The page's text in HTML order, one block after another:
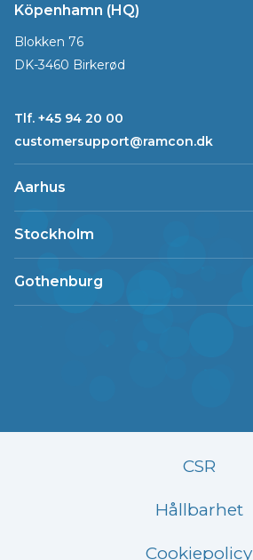
Köpenhamn (HQ)
Blokken 76
DK-3460 Birkerød
Tlf. +45 94 20 00
customersupport@ramcon.dk
Aarhus
Stockholm
Gothenburg
CSR
Hållbarhet
Cookiepolicy